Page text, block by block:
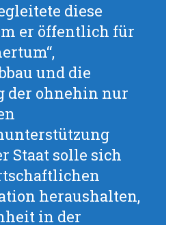
diese
er öffentlich für
und die
der ohnehin nur
Staat solle sich
heraushalten,
in der